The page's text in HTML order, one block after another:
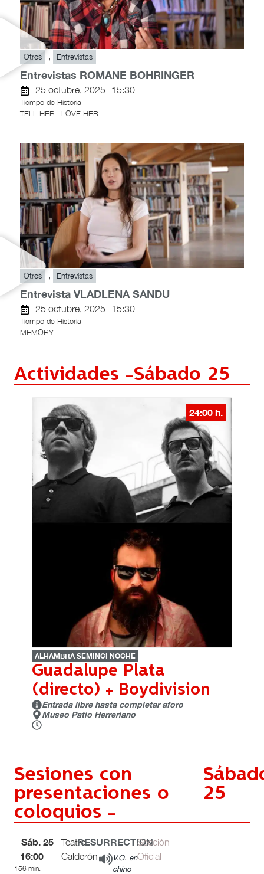
Otros Entrevistas
Entrevistas ROMANE BOHRINGER
25 octubre, 2025 15:30
Tiempo de Historia
TELL HER I LOVE HER
Otros , Entrevistas
Entrevista VLADLENA SANDU
25 octubre, 2025 15:30
Tiempo de Historia
MEMORY
Actividades -Sábado 25
24:00 h.
ALHAMBRA SEMINCI NOCHE
Guadalupe Plata
(directo) + Boydivision
Entrada libre hasta completar aforo
Museo Patio Herreriano
Sesiones con
presentaciones o
coloquios -
25
Sáb. 25
16:00
156 min.
Teatro
Calderón
RESURRECTION
V.O. en
chino
Sección
Oficial